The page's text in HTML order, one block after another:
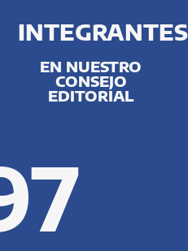
INTEGRANTES
EN NUESTRO
CONSEJO
EDITORIAL